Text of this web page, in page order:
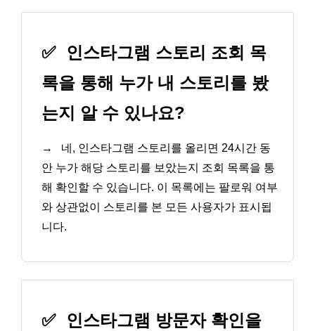
✅
인스타그램 스토리 조회 목
록을 통해 누가 내 스토리를 봤
는지 알 수 있나요?
→
네, 인스타그램 스토리를 올리면 24시간 동
안 누가 해당 스토리를 보았는지 조회 목록을 통
해 확인할 수 있습니다. 이 목록에는 팔로워 여부
와 상관없이 스토리를 본 모든 사용자가 표시됩
니다.
✅
인스타그램 방문자 확인을